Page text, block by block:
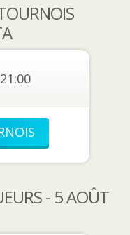
21:00
- 5 AOÛT